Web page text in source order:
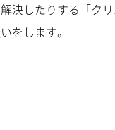
したりする「クリ
をします。